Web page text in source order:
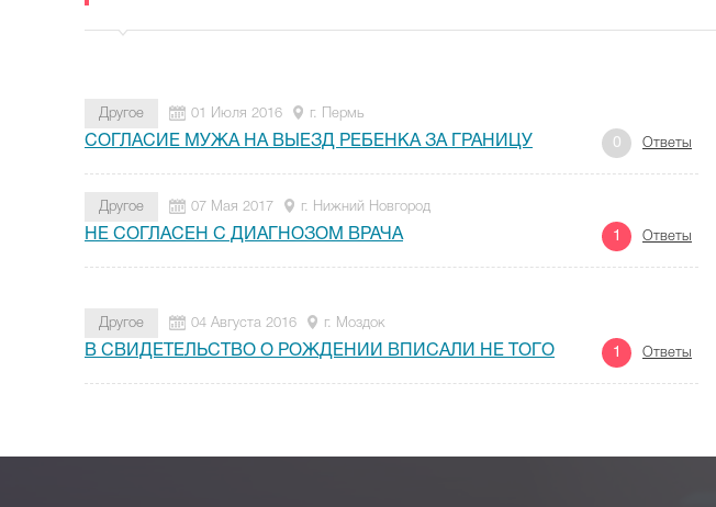
Другое 01 Июля 2016 г. Пермь
СОГЛАСИЕ МУЖА НА ВЫЕЗД РЕБЕНКА ЗА ГРАНИЦУ 0 Ответы
Другое 07 Мая 2017 г. Нижний Новгород
НЕ СОГЛАСЕН С ДИАГНОЗОМ ВРАЧА 1 Ответы
Другое 04 Августа 2016 г. Моздок
В СВИДЕТЕЛЬСТВО О РОЖДЕНИИ ВПИСАЛИ НЕ ТОГО 1 Ответы